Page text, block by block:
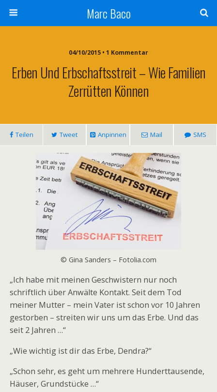
Marc Baco
04/10/2015 • 1 Kommentar
Erben Und Erbschaftsstreit – Wie Familien
Zerrütten Können
Teilen Tweet Anpinnen Mail SMS
© Gina Sanders – Fotolia.com
„Ich habe mit meinen Geschwistern nur noch
schriftlich über Anwälte Kontakt. Seit dem Tod
meiner Mutter – mein Vater ist schon vor 10 Jahren
gestorben – streiten wir uns um das Erbe. Und das
seit 2 Jahren …“
„Wie wichtig ist dir das Erbe, Dendra?“
„Schon sehr, es geht um mehrere Hunderttausende,
Häuser, Grundstücke …“